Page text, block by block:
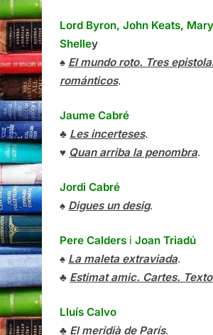
Lord Byron, John Keats, Mary
Shelley
♠ El mundo roto. Tres
románticos.
Jaume Cabré
♣ Les incerteses.
♥ Quan arriba la penombra.
Jordi Cabré
♠ Digues un desig.
Pere Calders i Joan Triadú
♠ La maleta extraviada.
♣ Estimat amic. Cartes.
Lluís Calvo
♣ El meridià de París.